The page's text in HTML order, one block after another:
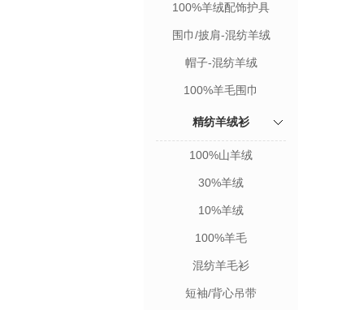
100%羊绒配饰护具
围巾/披肩-混纺羊绒
帽子-混纺羊绒
100%羊毛围巾
精纺羊绒衫
100%山羊绒
30%羊绒
10%羊绒
100%羊毛
混纺羊毛衫
短袖/背心吊带